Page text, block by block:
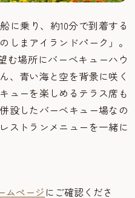
に乗り、約10分で到着する
しまアイランドパーク」。
む場所にバーベキューハウ
、青い海と空を背景に咲く
ューを楽しめるテラス席も
設したバーベキュー場なの
ストランメニューを一緒に
ムページ にご確認くださ